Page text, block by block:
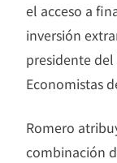
el acceso a
inversión
presidente
Economistas
Romero
combinación